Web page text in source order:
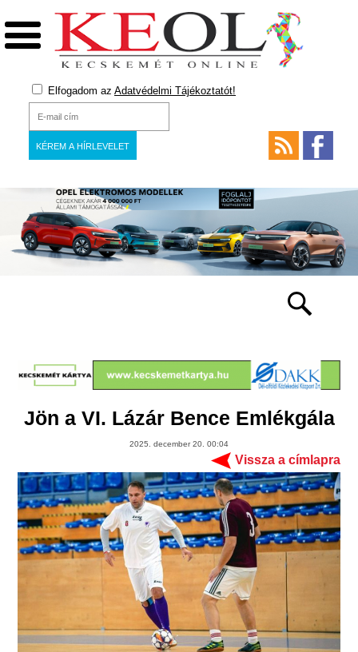
Elfogadom az Adatvédelmi Tájékoztatót!
Jön a VI. Lázár Bence Emlékgála
2025. december 20. 00:04
Vissza a címlapra